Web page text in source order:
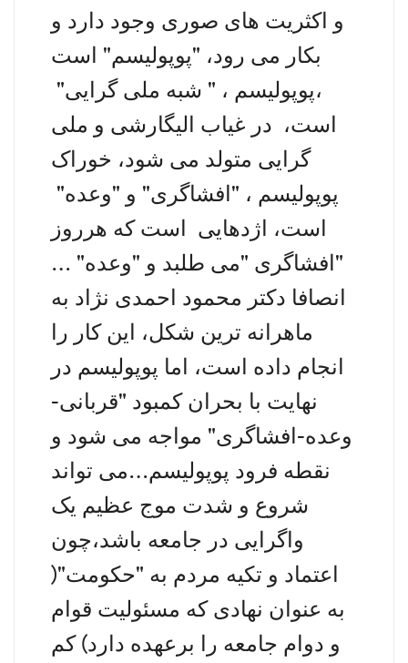
و اکثریت های صوری وجود دارد و
بکار می رود، "پوپولیسم" است
،‌پوپولیسم ،‌ " شبه ملی گرایی"
است، در غیاب الیگارشی و ملی
گرایی متولد می شود، خوراک
پوپولیسم ، "افشاگری" و "وعده"
است،‌ اژدهایی است که هرروز
"افشاگری "می طلبد و "وعده" …
انصافا دکتر محمود احمدی نژاد به
ماهرانه ترین شکل،‌ این کار را
انجام داده است،‌ اما پوپولیسم در
نهایت با بحران کمبود "قربانی-
وعده-افشاگری" مواجه می شود و
نقطه فرود پوپولیسم…می تواند
شروع و شدت موج عظیم یک
واگرایی در جامعه باشد،‌چون
اعتماد و تکیه مردم به "حکومت"(
به عنوان نهادی که مسئولیت قوام
و دوام جامعه را برعهده دارد) کم